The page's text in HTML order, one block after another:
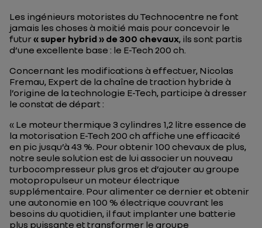
Les ingénieurs motoristes du Technocentre ne font
jamais les choses à moitié mais pour concevoir le
futur« super hybrid » de 300 chevaux, ils sont partis
d’une excellente base : le E-Tech 200 ch.
Concernant les modifications à effectuer, Nicolas
Fremau, Expert de la chaîne de traction hybride à
l’origine de la technologie E-Tech, participe à dresser
le constat de départ :
« Le moteur thermique 3 cylindres 1,2 litre essence de
la motorisation E-Tech 200 ch affiche une efficacité
en pic jusqu’à 43 %. Pour obtenir 100 chevaux de plus,
notre seule solution est de lui associer un nouveau
turbocompresseur plus gros et d’ajouter au groupe
motopropulseur un moteur électrique
supplémentaire. Pour alimenter ce dernier et obtenir
une autonomie en 100 % électrique couvrant les
besoins du quotidien, il faut implanter une batterie
plus puissante et transformer le groupe